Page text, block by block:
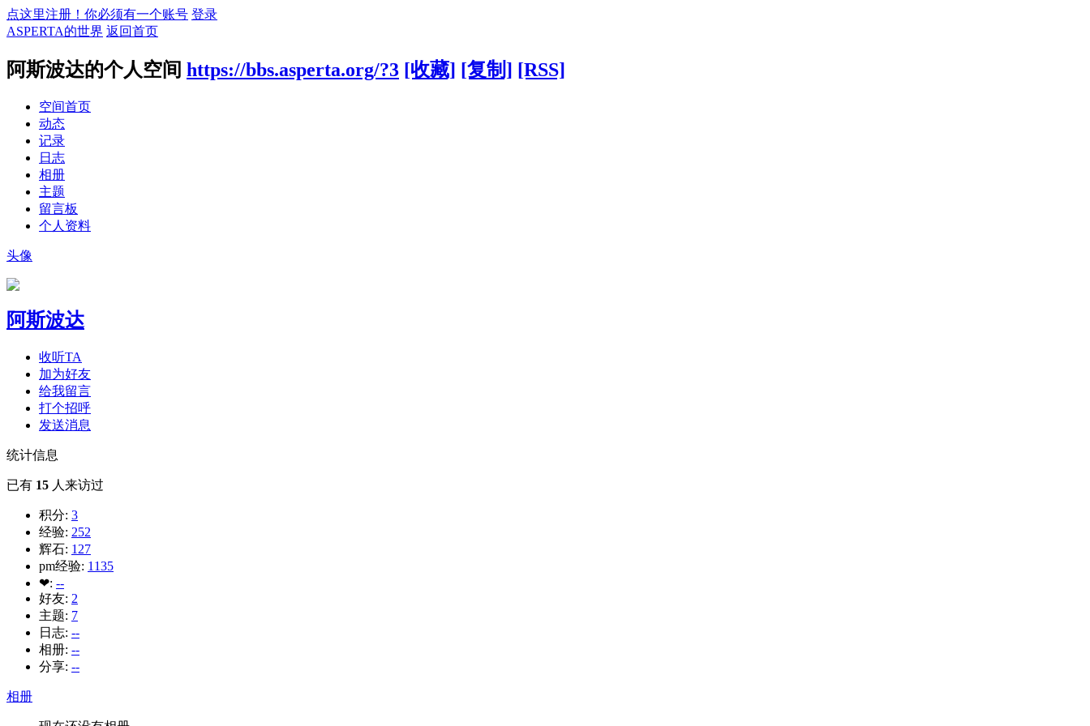
点这里注册！你必须有一个账号 登录
ASPERTA的世界 返回首页
阿斯波达的个人空间 https://bbs.asperta.org/?3 [收藏] [复制] [RSS]
空间首页
动态
记录
日志
相册
主题
留言板
个人资料
头像
阿斯波达
收听TA
加为好友
给我留言
打个招呼
发送消息
统计信息
已有 15 人来访过
积分: 3
经验: 252
辉石: 127
pm经验: 1135
❤: --
好友: 2
主题: 7
日志: --
相册: --
分享: --
相册